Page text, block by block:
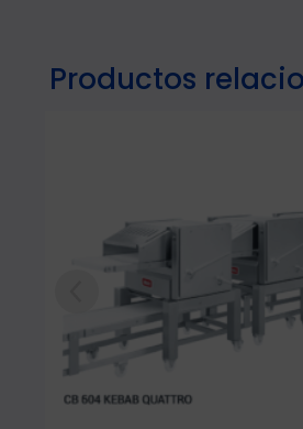
Productos